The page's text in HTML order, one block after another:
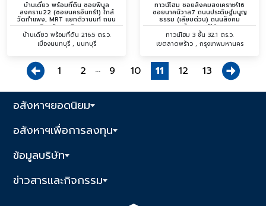
บ้านเดี่ยว พร้อมที่ดิน ซอยพิบูล
สงคราม22 (ซอยนครอินทร์1) ใกล้
วัดกำแพง, MRT แยกติวานนท์ ถนน
นครอินทร์ ถนนพิบูลสงคราม
บ้านเดี่ยว พร้อมที่ดิน 216.5 ตร.ว.
เมืองนนทบุรี , นนทบุรี
ทาวน์โฮม ซอยสังคมสงเคราะห์16
ซอยนาคนิวาส7 ถนนประดิษฐ์มนูญ
ธรรม (เลียบด่วน) ถนนสังคม
สังเคราะห์14
ทาวน์โฮม 3 ชั้น 32.1 ตร.ว.
เขตลาดพร้าว , กรุงเทพมหานคร
1 2 ... 9 10 11 12 13
อสังหาฯยอดนิยม
อสังหาฯเพื่อการลงทุน
ข้อมูลบริษัท
ข่าวสารและกิจกรรม